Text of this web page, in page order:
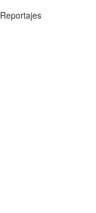
Reportajes